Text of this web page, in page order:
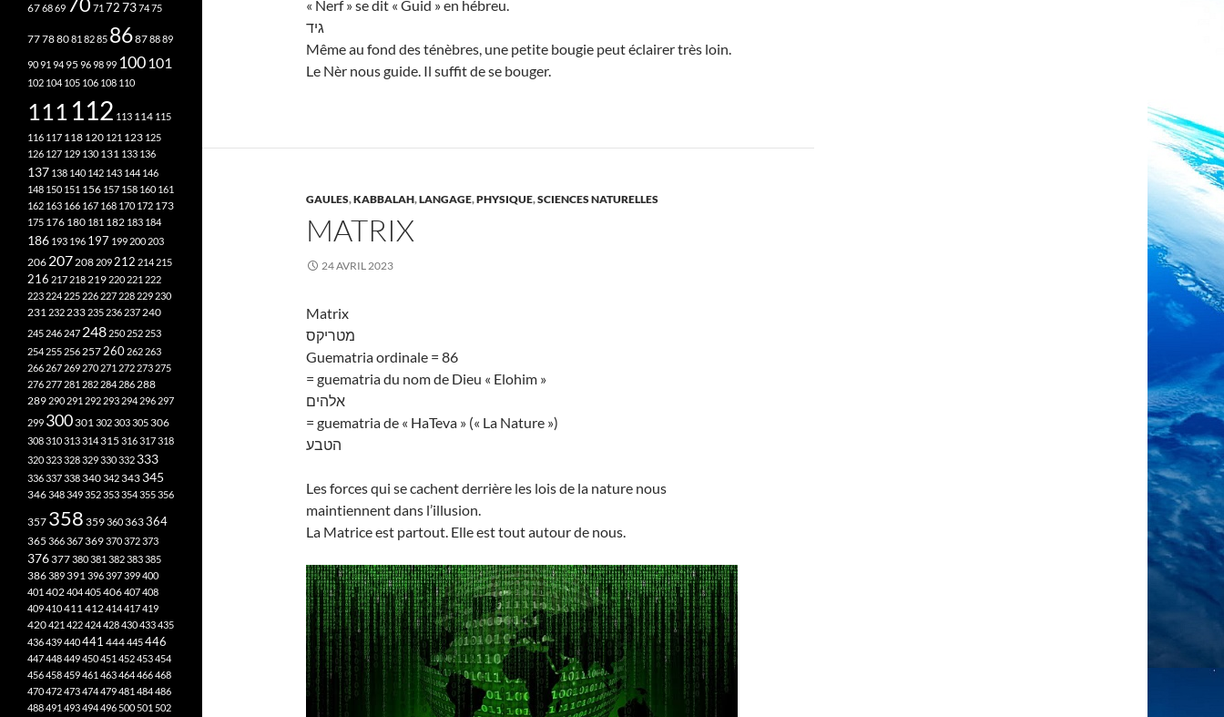
« Nerf » se dit « Guid » en hébreu.
גיד
Même au fond des ténèbres, une petite bougie peut éclairer très loin.
Le Nèr nous guide. Il suffit de se bouger.
GAULES,KABBALAH,LANGAGE,PHYSIQUE,SCIENCES NATURELLES
MATRIX
24 AVRIL 2023
Matrix
מטריקס
Guematria ordinale = 86
= guematria du nom de Dieu « Elohim »
אלהים
= guematria de « HaTeva » (« La Nature »)
הטבע
Les forces qui se cachent derrière les lois de la nature nous
maintiennent dans l’illusion.
La Matrice est partout. Elle est tout autour de nous.
676869 71 72737475
77788081 8285 86878889
9091 94 95 969899 100101
102 104 105 106 108 110
111 112 113 114 115
116 117 118 120 121 123 125
126 127 129 130 131 133 136
137 138 140 142 143 144 146
148 150 151 156 157 158 160 161
162 163 166 167 168 170 172 173
175 176 180 181 182 183 184
186 193 196 197 199 200 203
206 207 208 209 212 214 215
216 217 218219 220 221 222
223 224 225 226 227 228 229 230
231 232 233 235 236 237240
245 246 247248 250 252 253
254 255 256257 260 262 263
266 267 269 270 271 272 273 275
276 277 281 282 284 286 288
289 290 291 292 293 294 296 297
299 300301302303305306
308310313314315 316317318
320323328329330332 333
336337338340342343 345
346348349352353354355356
357 358 359360363364
365 366367369370372373
376377380381 382383385
386389391396397399400
401 402404405406407408
409410411 412414417419
420421 422424428430433435
436439440441 444445446
447448449450451 452453454
456458459461 463464466468
470472473474479481 484486
488491 493494496 500 501 502